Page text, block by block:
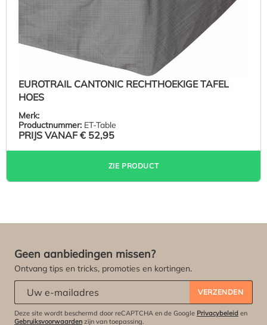
EUROTRAIL CANTONIC RECHTHOEKIGE TAFEL
HOES
Merk:
Productnummer: ET-Table
PRIJS VANAF € 52,95
ZIE PRODUCT
Geen aanbiedingen missen?
Ontvang tips en tricks, promoties en kortingen.
VERZENDEN
Deze site wordt beschermd door reCAPTCHA en de Google Privacybeleid en
Gebruiksvoorwaarden zijn van toepassing.